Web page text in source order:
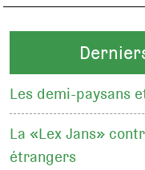
Les demi-paysans
La «Lex Jans»
étrangers